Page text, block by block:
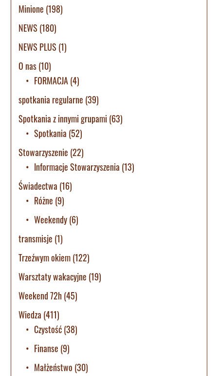
Minione (198)
NEWS (180)
NEWS PLUS (1)
O nas(10)
FORMACJA(4)
spotkania regularne (39)
Spotkania z innymi grupami (63)
Spotkania (52)
Stowarzyszenie (22)
Informacje Stowarzyszenia (13)
Świadectwa (16)
Różne (9)
Weekendy(6)
transmisje (1)
Trzeźwym okiem(122)
Warsztaty wakacyjne (19)
Weekend 72h(45)
Wiedza (411)
Czystość(38)
Finanse (9)
Małżeństwo (30)